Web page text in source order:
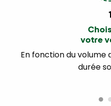
1
votre
En fonction du
durée